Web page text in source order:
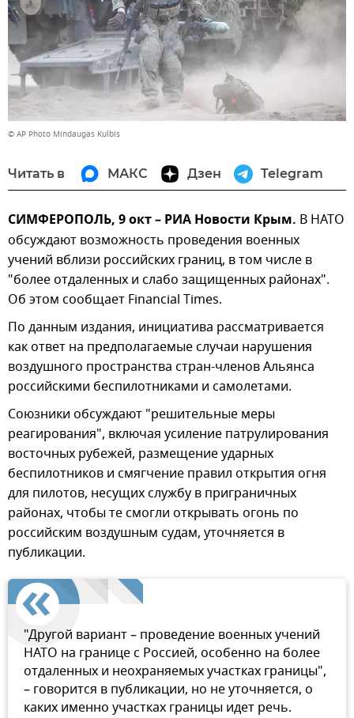
© AP Photo Mindaugas Kulbis
Читать в МАКС Дзен Telegram
СИМФЕРОПОЛЬ, 9 окт – РИА Новости Крым. В НАТО
обсуждают возможность проведения военных
учений вблизи российских границ, в том числе в
"более отдаленных и слабо защищенных районах".
Об этом сообщает Financial Times.
По данным издания, инициатива рассматривается
как ответ на предполагаемые случаи нарушения
воздушного пространства стран-членов Альянса
российскими беспилотниками и самолетами.
Союзники обсуждают "решительные меры
реагирования", включая усиление патрулирования
восточных рубежей, размещение ударных
беспилотников и смягчение правил открытия огня
для пилотов, несущих службу в приграничных
районах, чтобы те смогли открывать огонь по
российским воздушным судам, уточняется в
публикации.
"Другой вариант – проведение военных учений
НАТО на границе с Россией, особенно на более
отдаленных и неохраняемых участках границы",
– говорится в публикации, но не уточняется, о
каких именно участках границы идет речь.